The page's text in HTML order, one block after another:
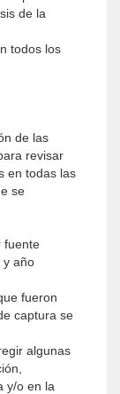
de la
todos los
de las
revisar
en todas las
se
fuente
y año
fueron
captura se
algunas
y/o en la